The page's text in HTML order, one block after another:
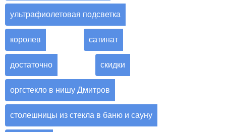
ультрафиолетовая подсветка
королев сатинат
достаточно скидки
оргстекло в нишу Дмитров
столешницы из стекла в баню и сауну